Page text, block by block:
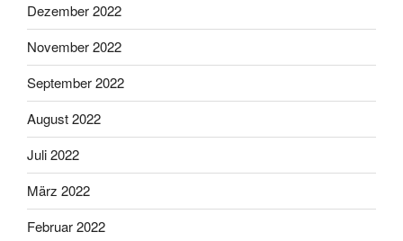
Dezember 2022
November 2022
September 2022
August 2022
Juli 2022
März 2022
Februar 2022